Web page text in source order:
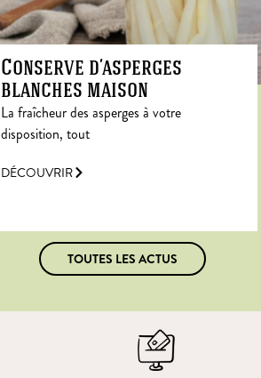
Conserve d’asperges
blanches maison
La fraîcheur des asperges à votre
disposition, tout
DÉCOUVRIR
TOUTES LES ACTUS